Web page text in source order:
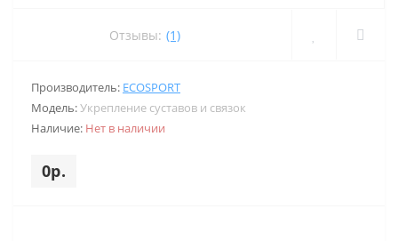
Отзывы: (1)
Производитель: ECOSPORT
Модель:Укрепление суставов и связок
Наличие: Нет в наличии
0р.